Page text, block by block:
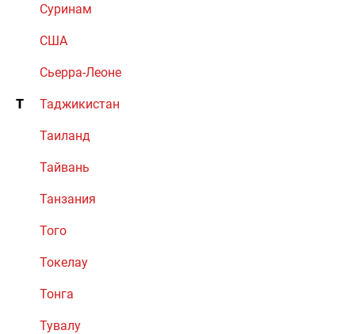
Суринам
США
Сьерра-Леоне
Т Таджикистан
Таиланд
Тайвань
Танзания
Того
Токелау
Тонга
Тувалу